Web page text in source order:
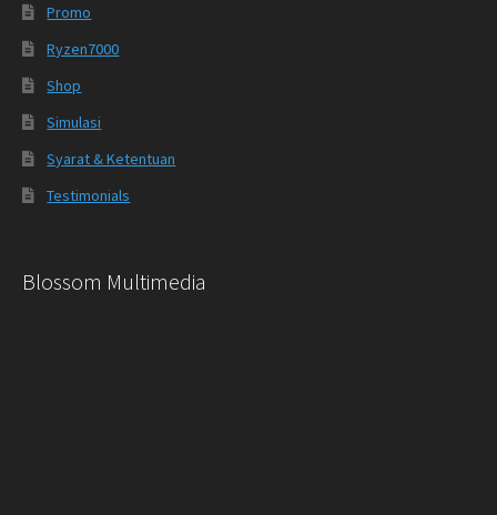
Promo
Ryzen7000
Shop
Simulasi
Syarat & Ketentuan
Testimonials
Blossom Multimedia